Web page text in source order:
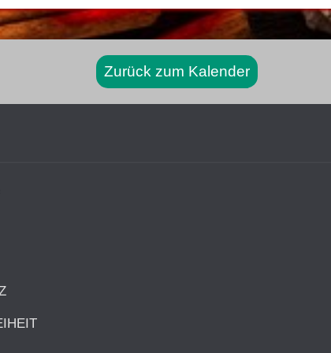
Zurück zum Kalender